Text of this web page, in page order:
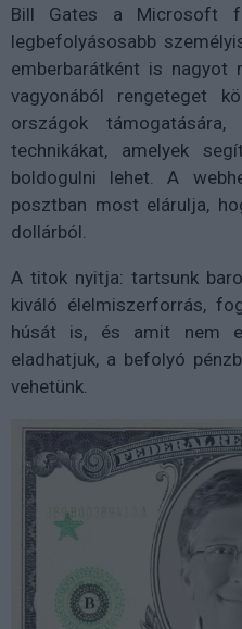
Bill Gates a Microsoft
legbefolyásosabb
emberbarátként is nagyot
vagyonából rengeteget
országok
technikákat, amelyek
boldogulni lehet. A
posztban most elárulja,
dollárból.
A titok nyitja: tartsunk
kiváló élelmiszerforrás,
húsát is, és amit nem
eladhatjuk, a befolyó
vehetünk.